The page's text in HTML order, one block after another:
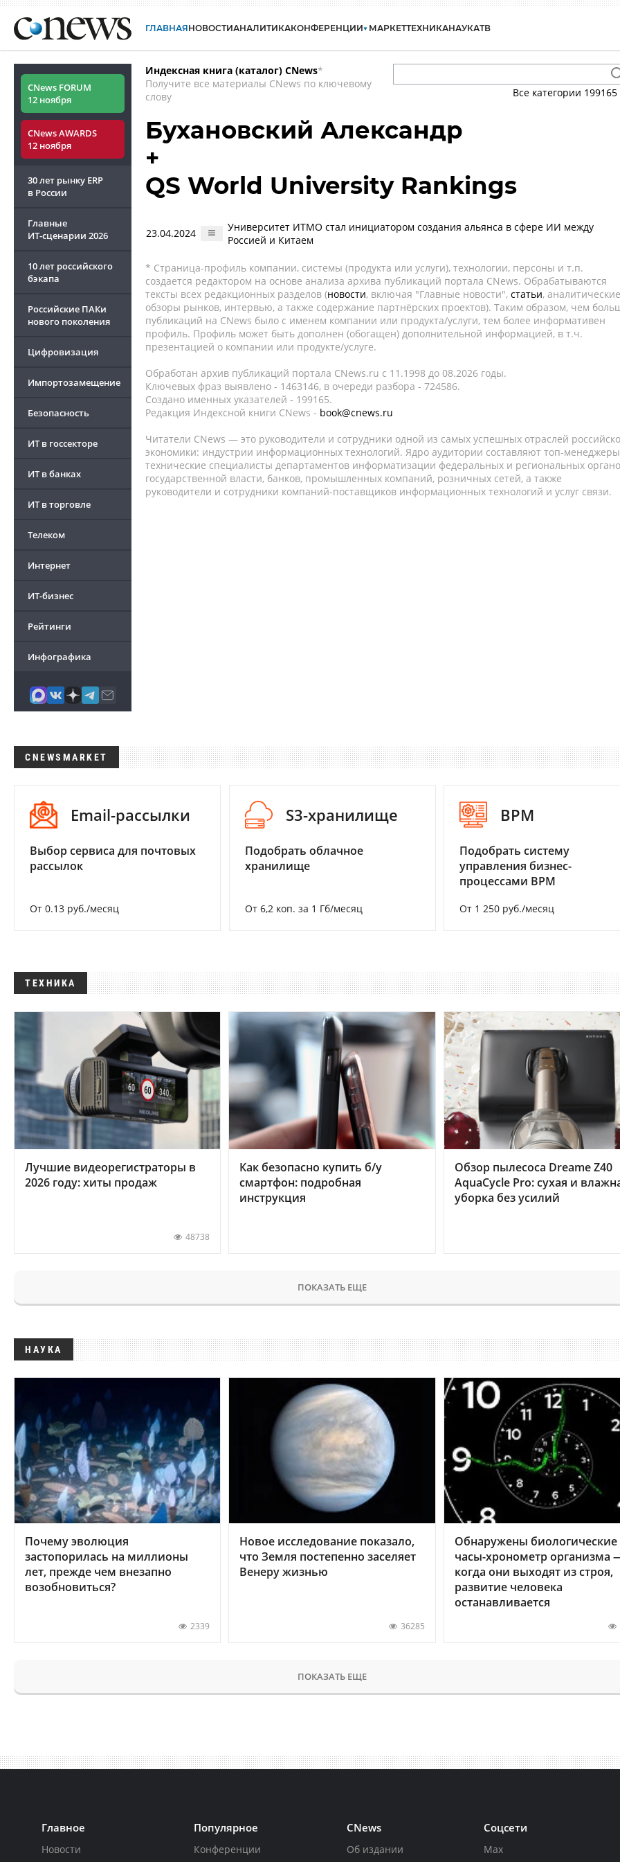
ГЛАВНАЯНОВОСТИАНАЛИТИКАКОНФЕРЕНЦИИ МАРКЕТТЕХНИКАНАУКАТВ
CNews FORUM
12 ноября
CNews AWARDS
12 ноября
30 лет рынку ERP
в России
Главные
ИТ-сценарии 2026
10 лет российского
бэкапа
Российские ПАКи
нового поколения
Цифровизация
Импортозамещение
Безопасность
ИТ в госсекторе
ИТ в банках
ИТ в торговле
Телеком
Интернет
ИТ-бизнес
Рейтинги
Инфографика
Индексная книга (каталог) CNews*
Получите все материалы CNews по ключевому
слову
Все категории 199165
Бухановский Александр
+
QS World University Rankings
23.04.2024
Университет ИТМО стал инициатором создания альянса в сфере ИИ между
Россией и Китаем
* Страница-профиль компании, системы (продукта или услуги), технологии, персоны и т.п.
создается редактором на основе анализа архива публикаций портала CNews. Обрабатываются
тексты всех редакционных разделов (новости, включая "Главные новости", статьи, аналитические
обзоры рынков, интервью, а также содержание партнёрских проектов). Таким образом, чем
публикаций на CNews было с именем компании или продукта/услуги, тем более информативен
профиль. Профиль может быть дополнен (обогащен) дополнительной информацией, в т.ч.
презентацией о компании или продукте/услуге.
Обработан архив публикаций портала CNews.ru c 11.1998 до 08.2026 годы.
Ключевых фраз выявлено - 1463146, в очереди разбора - 724586.
Создано именных указателей - 199165.
Редакция Индексной книги CNews - book@cnews.ru
Читатели CNews — это руководители и сотрудники одной из самых успешных отраслей
экономики: индустрии информационных технологий. Ядро аудитории составляют топ-
технические специалисты департаментов информатизации федеральных и региональных
государственной власти, банков, промышленных компаний, розничных сетей, а также
руководители и сотрудники компаний-поставщиков информационных технологий и услуг связи.
CNEWSMARKET
Email-рассылки
Выбор сервиса для почтовых
рассылок
От 0.13 руб./месяц
S3-хранилище
Подобрать облачное
хранилище
От 6,2 коп. за 1 Гб/месяц
BPM
Подобрать систему
управления бизнес-
процессами BPM
От 1 250 руб./месяц
ТЕХНИКА
Лучшие видеорегистраторы в
2026 году: хиты продаж
48738
Как безопасно купить б/у
смартфон: подробная
инструкция
Обзор пылесоса Dreame Z40
AquaCycle Pro: сухая и
уборка без усилий
ПОКАЗАТЬ ЕЩЕ
НАУКА
Почему эволюция
застопорилась на миллионы
лет, прежде чем внезапно
возобновиться?
2339
Новое исследование показало,
что Земля постепенно заселяет
Венеру жизнью
36285
Обнаружены биологические
часы-хронометр организма
когда они выходят из строя,
развитие человека
останавливается
ПОКАЗАТЬ ЕЩЕ
Главное
Новости
Популярное
Конференции
CNews
Об издании
Соцсети
Max